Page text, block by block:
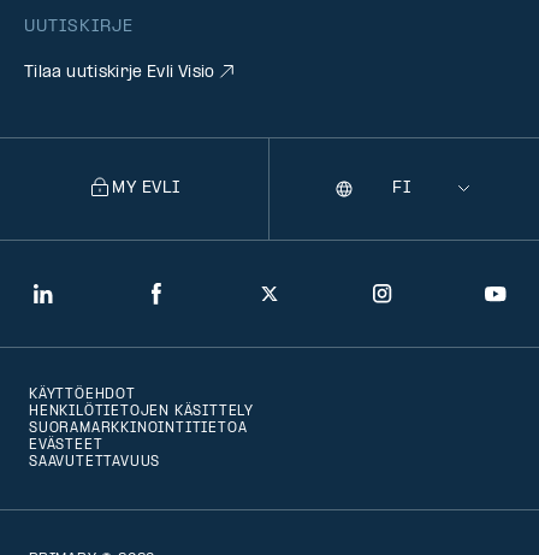
UUTISKIRJE
Tilaa uutiskirje Evli Visio
LinkedIn Facebook Twitter Instagram
MY EVLI
Selecting
the
Kieli
KÄYTTÖEHDOT
HENKILÖTIETOJEN KÄSITTELY
SUORAMARKKINOINTITIETOA
EVÄSTEET
SAAVUTETTAVUUS